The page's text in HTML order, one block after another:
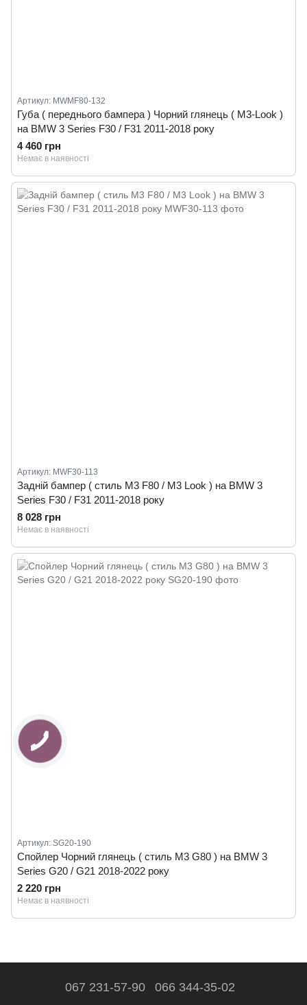
Артикул: MWMF80-132
Губа ( переднього бампера ) Чорний глянець ( M3-Look )
на BMW 3 Series F30 / F31 2011-2018 року
4 460 грн
Немає в наявності
Артикул: MWF30-113
Задній бампер ( стиль M3 F80 / M3 Look ) на BMW 3
Series F30 / F31 2011-2018 року
8 028 грн
Немає в наявності
Артикул: SG20-190
Спойлер Чорний глянець ( стиль M3 G80 ) на BMW 3
Series G20 / G21 2018-2022 року
2 220 грн
Немає в наявності
067 231-57-90 066 344-35-02